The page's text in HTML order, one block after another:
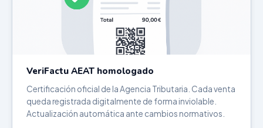
VeriFactu AEAT homologado
Certificación oficial de la Agencia Tributaria. Cada venta
queda registrada digitalmente de forma inviolable.
Actualización automática ante cambios normativos.